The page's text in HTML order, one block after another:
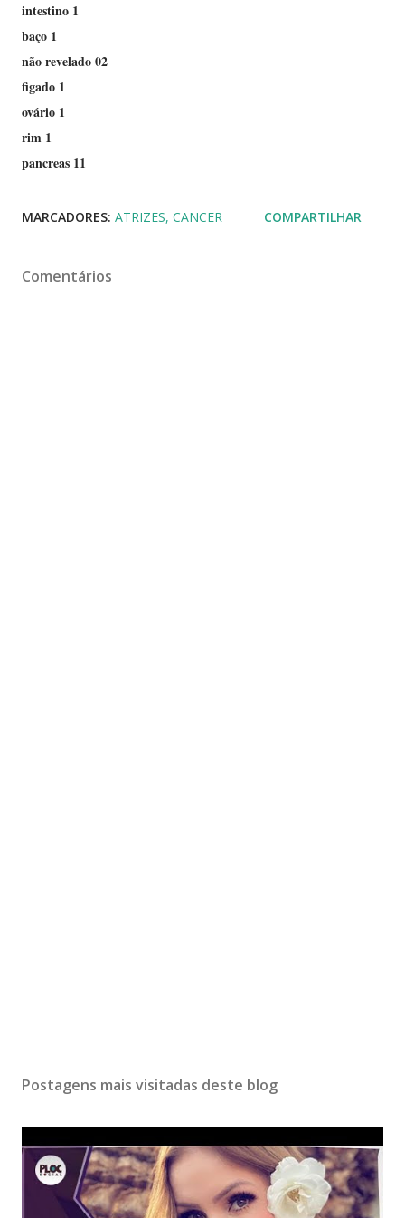
intestino 1
baço 1
não revelado 02
figado 1
ovário 1
rim 1
pancreas 11
MARCADORES: ATRIZES CANCER COMPARTILHAR
Comentários
Postagens mais visitadas deste blog